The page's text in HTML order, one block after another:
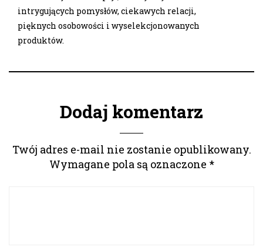
intrygujących pomysłów, ciekawych relacji,
pięknych osobowości i wyselekcjonowanych
produktów.
Dodaj komentarz
Twój adres e-mail nie zostanie opublikowany.
Wymagane pola są oznaczone *